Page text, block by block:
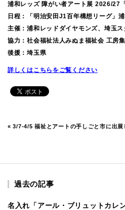
浦和レッズ 障がい者アート展 2026/27
日程：「明治安田J1百年構想リーグ」
主催：浦和レッドダイヤモンズ、埼玉
協力：社会福祉法人みぬま福祉会 工房集
後援：埼玉県
詳しくはこちらをご覧ください
«3/7-4/5 福祉とアートの手しごと市に出展
過去の記事
名入れ「アール・ブリュットカレ